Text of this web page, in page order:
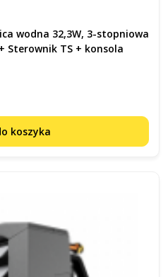
wodna 32,3W, 3-stopniowa
TS + konsola
koszyka